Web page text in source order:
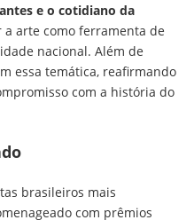
e o cotidiano da
arte como ferramenta de
nacional. Além de
essa temática, reafirmando
com a história do
brasileiros mais
com prêmios